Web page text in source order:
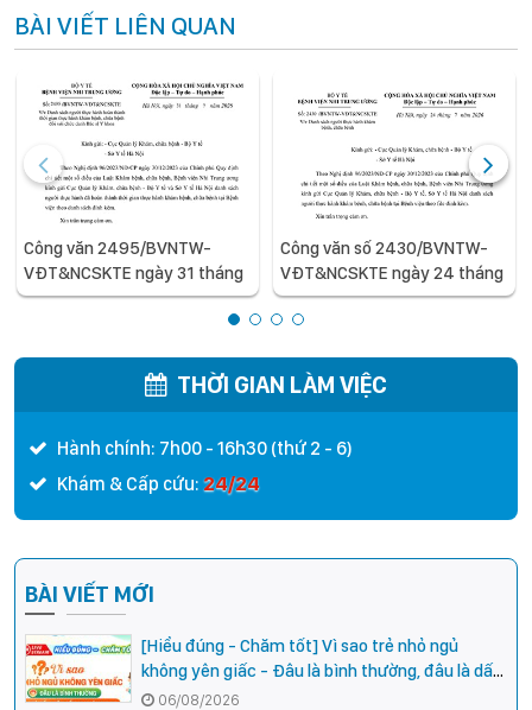
BÀI VIẾT LIÊN QUAN
Công văn 2495/BVNTW-
VĐT&NCSKTE ngày 31 tháng
7 năm 2026 V/v Danh sách
người thực hành hoàn thành
bệnh, chữa bệnh đối với chức
danh Bác sĩ Y khoa
Công văn số 2430/BVNTW-
VĐT&NCSKTE ngày 24 tháng
7 năm 2026 V/v Danh sách
người thực hành khám bệnh,
THỜI GIAN LÀM VIỆC
Hành chính: 7h00 - 16h30 (thứ 2 - 6)
Khám & Cấp cứu: 24/24
BÀI VIẾT MỚI
[Hiểu đúng - Chăm tốt] Vì sao trẻ nhỏ ngủ
không yên giấc - Đâu là bình thường, đâu là dấu
hiệu cần đi khám ngay?
06/08/2026